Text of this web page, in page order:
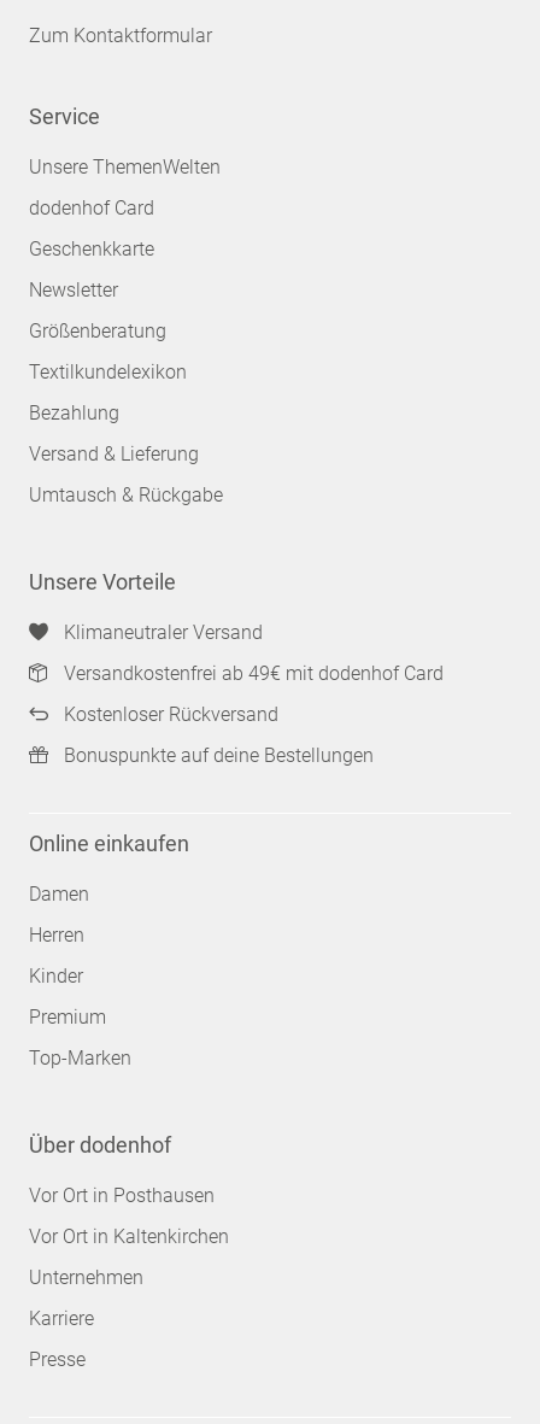
Zum Kontaktformular
Service
Unsere ThemenWelten
dodenhof Card
Geschenkkarte
Newsletter
Größenberatung
Textilkundelexikon
Bezahlung
Versand & Lieferung
Umtausch & Rückgabe
Unsere Vorteile
Klimaneutraler Versand
Versandkostenfrei ab 49€ mit dodenhof Card
Kostenloser Rückversand
Bonuspunkte auf deine Bestellungen
Online einkaufen
Damen
Herren
Kinder
Premium
Top-Marken
Über dodenhof
Vor Ort in Posthausen
Vor Ort in Kaltenkirchen
Unternehmen
Karriere
Presse